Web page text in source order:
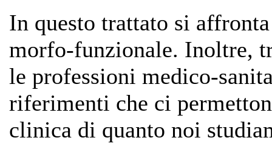
In questo trattato si
morfo-funzionale. Inoltre,
le professioni medico-
riferimenti che ci
clinica di quanto noi